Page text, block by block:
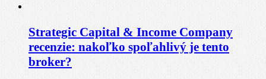
Strategic Capital & Income Company
recenzie: nakoľko spoľahlivý je tento
broker?